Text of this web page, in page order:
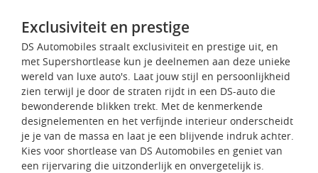
Exclusiviteit en prestige
DS Automobiles straalt exclusiviteit en prestige uit, en
met Supershortlease kun je deelnemen aan deze unieke
wereld van luxe auto's. Laat jouw stijl en persoonlijkheid
zien terwijl je door de straten rijdt in een DS-auto die
bewonderende blikken trekt. Met de kenmerkende
designelementen en het verfijnde interieur onderscheidt
je je van de massa en laat je een blijvende indruk achter.
Kies voor shortlease van DS Automobiles en geniet van
een rijervaring die uitzonderlijk en onvergetelijk is.